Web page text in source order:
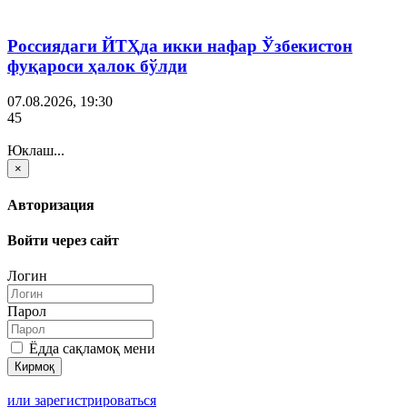
Россиядаги ЙТҲда икки нафар Ўзбекистон
фуқароси ҳалок бўлди
07.08.2026, 19:30
45
Юклаш...
×
Авторизация
Войти через сайт
Логин
Парол
Ёдда сақламоқ мени
или зарегистрироваться